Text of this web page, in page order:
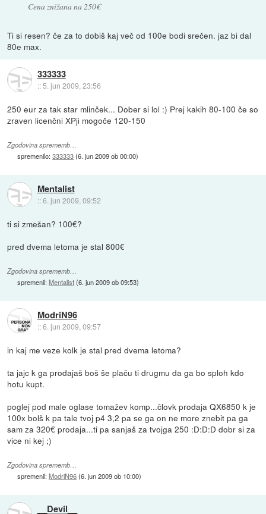
Cena znižana na 250€
Ti si resen? če za to dobiš kaj več od 100e bodi srečen. jaz bi dal
80e max.
333333
::5. jun 2009, 23:56
250 eur za tak star mlinček... Dober si lol :) Prej kakih 80-100 če so
zraven licenčni XPji mogoče 120-150
Zgodovina sprememb…
spremenilo:333333(6. jun 2009 ob 00:00)
Mentalist
::6. jun 2009, 09:52
ti si zmešan? 100€?
pred dvema letoma je stal 800€
Zgodovina sprememb…
spremenil:Mentalist(6. jun 2009 ob 09:53)
ModriN96
::6. jun 2009, 09:57
in kaj me veze kolk je stal pred dvema letoma?
ta jajc k ga prodajaš boš še plaču ti drugmu da ga bo sploh kdo
hotu kupt.
poglej pod male oglase tomažev komp...človk prodaja QX6850 k je
100x bolš k pa tale tvoj p4 3,2 pa se ga on ne more znebit pa ga
sam za 320€ prodaja...ti pa sanjaš za tvojga 250 :D:D:D dobr si za
vice ni kej ;)
Zgodovina sprememb…
spremenil:ModriN96(6. jun 2009 ob 10:00)
__Devil__